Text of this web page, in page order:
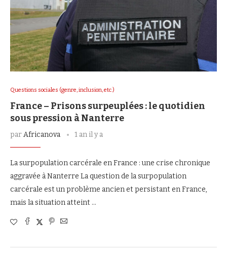
Questions sociales (genre, inclusion, etc.)
France – Prisons surpeuplées : le quotidien
sous pression à Nanterre
parAfricanova 1 an il y a
La surpopulation carcérale en France : une crise chronique
aggravée à Nanterre La question de la surpopulation
carcérale est un problème ancien et persistant en France,
mais la situation atteint …